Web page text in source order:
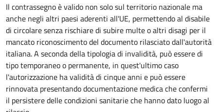
Il contrassegno è valido non solo sul territorio nazionale ma
anche negli altri paesi aderenti all'UE, permettendo al disabile
di circolare senza rischiare di subire multe o altri disagi per il
mancato riconoscimento del documento rilasciato dall'autorità
italiana. A seconda della tipologia di invalidità, può essere di
tipo temporaneo o permanente, in quest'ultimo caso
l'autorizzazione ha validità di cinque anni e può essere
rinnovata presentando documentazione medica che confermi
il persistere delle condizioni sanitarie che hanno dato luogo al